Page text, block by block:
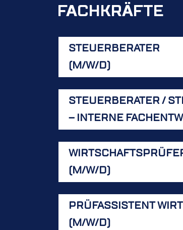
FACHKRÄFTE
STEUERBERATER
(M/W/D)
STEUERBERATER /
– INTERNE
(M/W/D)
PRÜFASSISTENT
(M/W/D)